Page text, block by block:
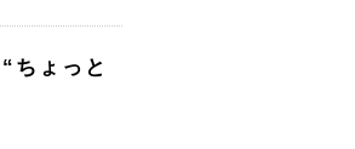
ちょっと